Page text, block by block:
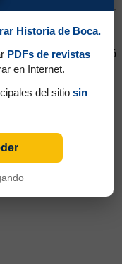
luego de ganar el
1959. No pudo lograr
Rosario Central. Disputó
Historia de Boca.
PDFs de revistas
en Internet.
del sitio sin